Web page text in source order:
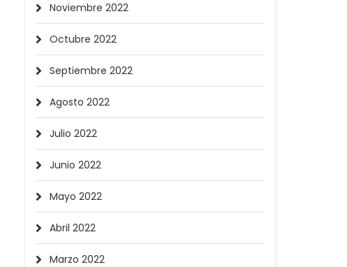
Noviembre 2022
Octubre 2022
Septiembre 2022
Agosto 2022
Julio 2022
Junio 2022
Mayo 2022
Abril 2022
Marzo 2022